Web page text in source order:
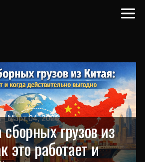
стоимость
| Март 04, 2026
грузов из
это работает и